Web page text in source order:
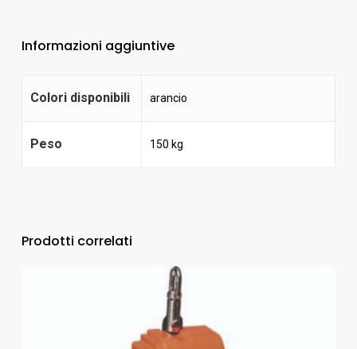
Informazioni aggiuntive
Colori disponibili arancio
Peso 150 kg
Prodotti correlati